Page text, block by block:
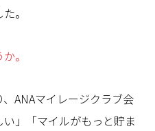
。
。
ANAマイレージクラブ会
」「マイルがもっと貯ま